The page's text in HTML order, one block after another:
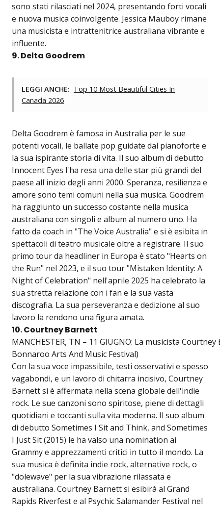
sono stati rilasciati nel 2024, presentando forti vocali
e nuova musica coinvolgente. Jessica Mauboy rimane
una musicista e intrattenitrice australiana vibrante e
influente.
9. Delta Goodrem
LEGGI ANCHE: Top 10 Most Beautiful Cities In
Canada 2026
Delta Goodrem è famosa in Australia per le sue
potenti vocali, le ballate pop guidate dal pianoforte e
la sua ispirante storia di vita. Il suo album di debutto
Innocent Eyes l'ha resa una delle star più grandi del
paese all'inizio degli anni 2000. Speranza, resilienza e
amore sono temi comuni nella sua musica. Goodrem
ha raggiunto un successo costante nella musica
australiana con singoli e album al numero uno. Ha
fatto da coach in "The Voice Australia" e si è esibita in
spettacoli di teatro musicale oltre a registrare. Il suo
primo tour da headliner in Europa è stato "Hearts on
the Run" nel 2023, e il suo tour "Mistaken Identity: A
Night of Celebration" nell'aprile 2025 ha celebrato la
sua stretta relazione con i fan e la sua vasta
discografia. La sua perseveranza e dedizione al suo
lavoro la rendono una figura amata.
10. Courtney Barnett
MANCHESTER, TN – 11 GIUGNO: La musicista
Bonnaroo Arts And Music Festival)
Con la sua voce impassibile, testi osservativi e spesso
vagabondi, e un lavoro di chitarra incisivo, Courtney
Barnett si è affermata nella scena globale dell'indie
rock. Le sue canzoni sono spiritose, piene di dettagli
quotidiani e toccanti sulla vita moderna. Il suo album
di debutto Sometimes I Sit and Think, and Sometimes
I Just Sit (2015) le ha valso una nomination ai
Grammy e apprezzamenti critici in tutto il mondo. La
sua musica è definita indie rock, alternative rock, o
"dolewave" per la sua vibrazione rilassata e
australiana. Courtney Barnett si esibirà al Grand
Rapids Riverfest e al Psychic Salamander Festival nel